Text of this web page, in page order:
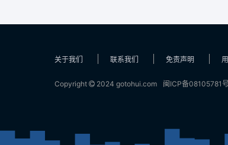
关于我们 联系我们 免责声明
Copyright 2024 gotohui.com 闽ICP备08105781